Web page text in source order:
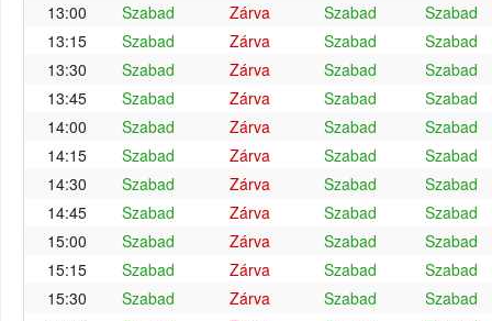
13:00
Szabad Zárva Szabad
Szabad
13:15
Szabad Zárva Szabad
Szabad
13:30
Szabad Zárva Szabad
Szabad
13:45
Szabad Zárva Szabad
Szabad
14:00
Szabad Zárva Szabad
Szabad
14:15
Szabad Zárva Szabad
Szabad
14:30
Szabad Zárva Szabad
Szabad
14:45
Szabad Zárva Szabad
Szabad
15:00
Szabad Zárva Szabad
Szabad
15:15
Szabad Zárva Szabad
Szabad
15:30
Szabad Zárva Szabad
Szabad